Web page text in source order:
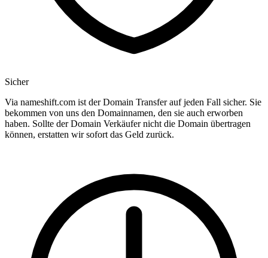
Sicher
Via nameshift.com ist der Domain Transfer auf jeden Fall sicher. Sie
bekommen von uns den Domainnamen, den sie auch erworben
haben. Sollte der Domain Verkäufer nicht die Domain übertragen
können, erstatten wir sofort das Geld zurück.